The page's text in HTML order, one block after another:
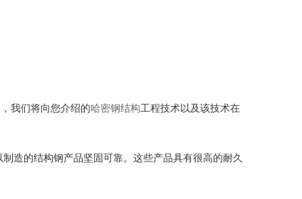
我们将向您介绍的哈密钢结构工程技术以及该技术在
造的结构钢产品坚固可靠。这些产品具有很高的耐久